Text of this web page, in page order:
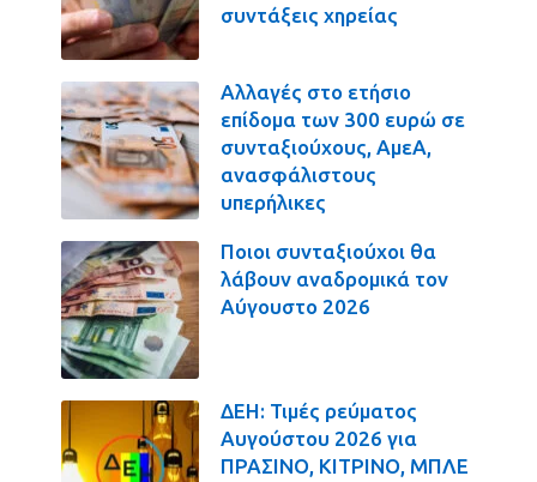
συντάξεις χηρείας
Αλλαγές στο ετήσιο
επίδομα των 300 ευρώ σε
συνταξιούχους, ΑμεΑ,
ανασφάλιστους
υπερήλικες
Ποιοι συνταξιούχοι θα
λάβουν αναδρομικά τον
Αύγουστο 2026
ΔΕΗ: Τιμές ρεύματος
Αυγούστου 2026 για
ΠΡΑΣΙΝΟ, ΚΙΤΡΙΝΟ, ΜΠΛΕ